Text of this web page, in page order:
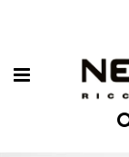
Open menu